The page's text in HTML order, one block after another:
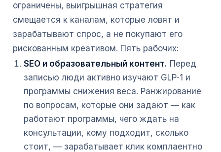
ограничены, выигрышная стратегия
смещается к каналам, которые ловят и
зарабатывают спрос, а не покупают его
рискованным креативом. Пять рабочих:
SEO и образовательный контент. Перед
записью люди активно изучают GLP-1 и
программы снижения веса. Ранжирование
по вопросам, которые они задают — как
работают программы, чего ждать на
консультации, кому подходит, сколько
стоит, — зарабатывает клик комплаентно